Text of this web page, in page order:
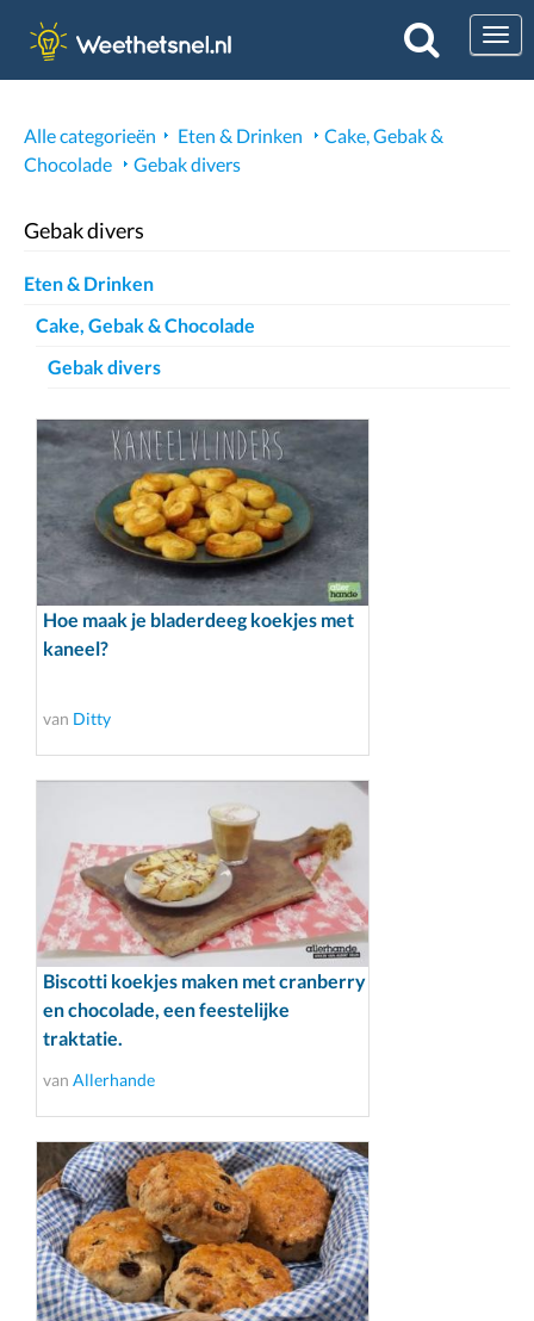
Alle categorieën Eten & Drinken
Cake, Gebak &
Chocolade
Gebak divers
Gebak divers
Eten & Drinken
Cake, Gebak & Chocolade
Gebak divers
Hoe maak je bladerdeeg koekjes met
kaneel?
van Ditty
Biscotti koekjes maken met cranberry
en chocolade, een feestelijke
traktatie.
van Allerhande